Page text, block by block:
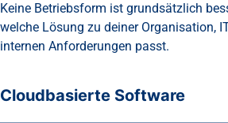
Keine Betriebsform ist grundsätzlich
welche Lösung zu deiner Organisation,
internen Anforderungen passt.
Cloudbasierte Software